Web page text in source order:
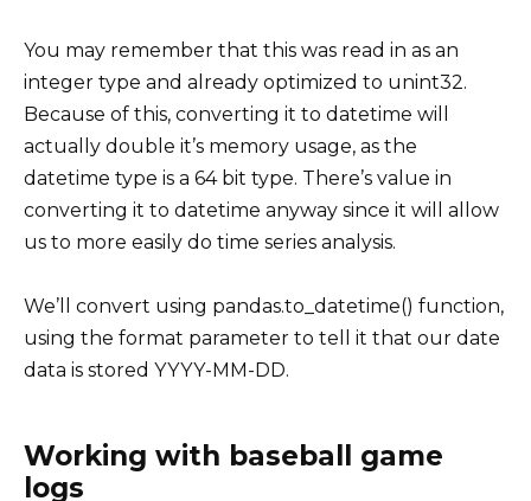
You may remember that this was read in as an
integer type and already optimized to unint32.
Because of this, converting it to datetime will
actually double it’s memory usage, as the
datetime type is a 64 bit type. There’s value in
converting it to datetime anyway since it will allow
us to more easily do time series analysis.
We’ll convert using pandas.to_datetime() function,
using the format parameter to tell it that our date
data is stored YYYY-MM-DD.
Working with baseball game
logs